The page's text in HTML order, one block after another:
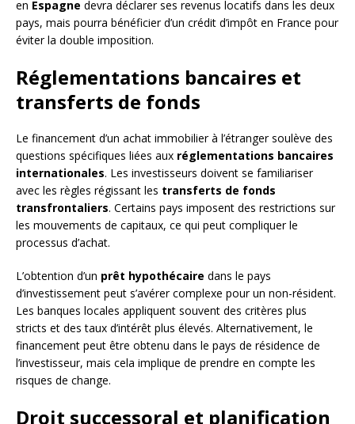
en Espagne devra déclarer ses revenus locatifs dans les deux
pays, mais pourra bénéficier d’un crédit d’impôt en France pour
éviter la double imposition.
Réglementations bancaires et
transferts de fonds
Le financement d’un achat immobilier à l’étranger soulève des
questions spécifiques liées aux réglementations bancaires
internationales. Les investisseurs doivent se familiariser
avec les règles régissant les transferts de fonds
transfrontaliers. Certains pays imposent des restrictions sur
les mouvements de capitaux, ce qui peut compliquer le
processus d’achat.
L’obtention d’un prêt hypothécaire dans le pays
d’investissement peut s’avérer complexe pour un non-résident.
Les banques locales appliquent souvent des critères plus
stricts et des taux d’intérêt plus élevés. Alternativement, le
financement peut être obtenu dans le pays de résidence de
l’investisseur, mais cela implique de prendre en compte les
risques de change.
Droit successoral et planification